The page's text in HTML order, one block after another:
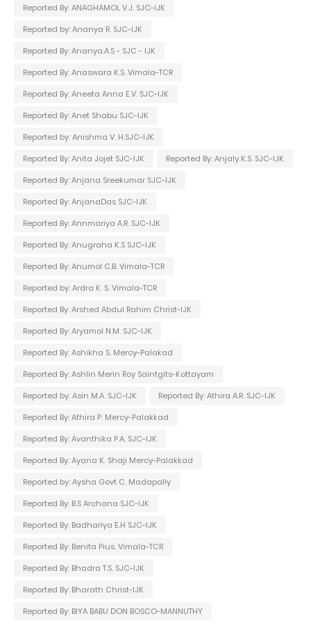
Reported By: ANAGHAMOL V.J. SJC-IJK
Reported by: Ananya R. SJC-IJK
Reported By: Ananya.A.S - SJC - IJK
Reported By: Anaswara K.S. Vimala-TCR
Reported By: Aneeta Anna E.V. SJC-IJK
Reported By: Anet Shabu SJC-IJK
Reported by: Anishma V. H.SJC-IJK
Reported By: Anita Jojet SJC-IJK
Reported By: Anjaly K.S. SJC-IJK
Reported By: Anjana Sreekumar SJC-IJK
Reported By: AnjanaDas SJC-IJK
Reported By: Annmariya A.R. SJC-IJK
Reported By: Anugraha K.S SJC-IJK
Reported By: Anumol C.B. Vimala-TCR
Reported by: Ardra K. S. Vimala-TCR
Reported By: Arshed Abdul Rahim Christ-IJK
Reported By: Aryamol N.M. SJC-IJK
Reported By: Ashikha S. Mercy-Palakad
Reported By: Ashlin Merin Roy Saintgits-Kottayam
Reported by: Asin M.A. SJC-IJK
Reported By: Athira A.R. SJC-IJK
Reported By: Athira P. Mercy-Palakkad
Reported By: Avanthika P.A. SJC-IJK
Reported By: Ayana K. Shaji Mercy-Palakkad
Reported by: Aysha Govt C. Madapally
Reported By: B.S Archana SJC-IJK
Reported By: Badhariya E.H SJC-IJK
Reported By: Benita Pius. Vimala-TCR
Reported By: Bhadra T.S. SJC-IJK
Reported By: Bharath Christ-IJK
Reported By: BIYA BABU DON BOSCO-MANNUTHY